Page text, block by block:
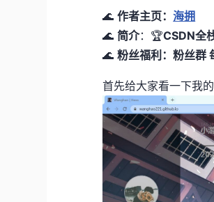
🌊作者主页：海拥
🌊简介：🏆CSDN全
🌊粉丝福利：粉丝群
首先给大家看一下我的